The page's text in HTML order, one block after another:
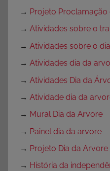
→ Projeto Proclamação
→ Atividades sobre o
→ Atividades sobre o
→ Atividades dia da
→ Atividades Dia da
→ Atividade dia da
→ Mural Dia da Arvore
→ Painel dia da arvore
→ Projeto Dia da Arvore
→ História da